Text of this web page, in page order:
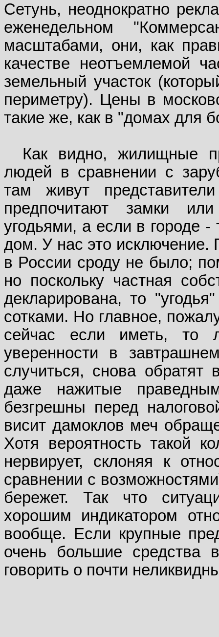
Сетунь, неоднократно
еженедельном
масштабами, они, как
качестве неотъемлемой
земельный участок
периметру). Цены в
такие же, как в "домах для
Как видно, жилищные
людей в сравнении с
там живут
предпочитают замки
угодьями, а если в городе
дом. У нас это исключение.
в России сроду не было;
но поскольку частная
декларирована, то
сотками. Но главное,
сейчас если иметь, то
уверенности в
случиться, снова обратят
даже нажитые
безгрешны перед
висит дамоклов меч
Хотя вероятность такой
нервирует, склоняя к
сравнении с
бережет. Так что
хорошим индикатором
вообще. Если крупные
очень большие средства
говорить о почти